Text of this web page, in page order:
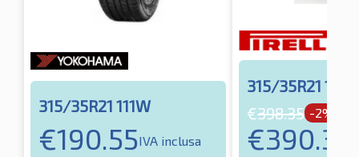
315/35R21 111W
€190.55IVA inclusa
315/35R21 111Y
€398.35 -2%
€390.38